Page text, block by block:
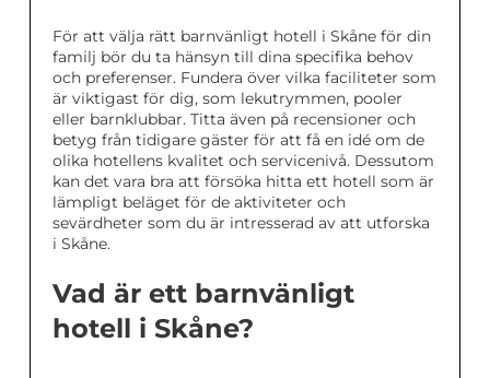
För att välja rätt barnvänligt hotell i Skåne för din
familj bör du ta hänsyn till dina specifika behov
och preferenser. Fundera över vilka faciliteter som
är viktigast för dig, som lekutrymmen, pooler
eller barnklubbar. Titta även på recensioner och
betyg från tidigare gäster för att få en idé om de
olika hotellens kvalitet och servicenivå. Dessutom
kan det vara bra att försöka hitta ett hotell som är
lämpligt beläget för de aktiviteter och
sevärdheter som du är intresserad av att utforska
i Skåne.
Vad är ett barnvänligt
hotell i Skåne?